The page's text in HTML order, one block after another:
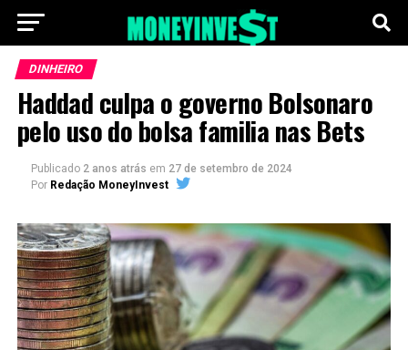
DINHEIRO
Haddad culpa o governo Bolsonaro
pelo uso do bolsa familia nas Bets
Publicado 2 anos atrás em 27 de setembro de 2024
Por Redação MoneyInvest